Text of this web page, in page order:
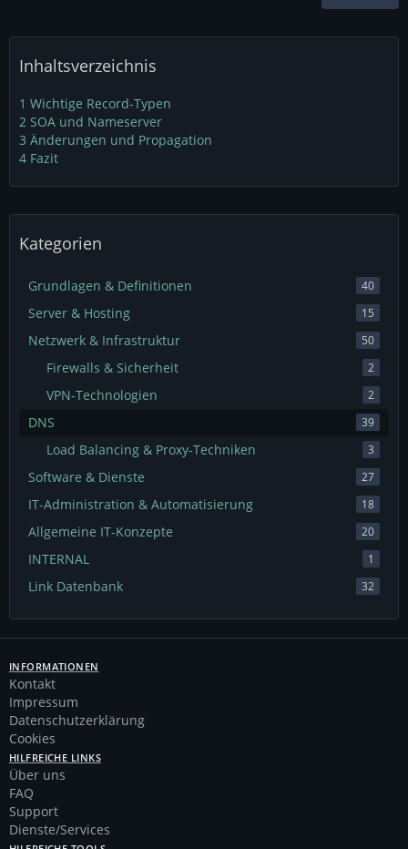
Inhaltsverzeichnis
1 Wichtige Record-Typen
2 SOA und Nameserver
3 Änderungen und Propagation
4 Fazit
Kategorien
Grundlagen & Definitionen 40
Server & Hosting 15
Netzwerk & Infrastruktur 50
Firewalls & Sicherheit 2
VPN-Technologien 2
DNS 39
Load Balancing & Proxy-Techniken 3
Software & Dienste 27
IT-Administration & Automatisierung 18
Allgemeine IT-Konzepte 20
INTERNAL 1
Link Datenbank 32
INFORMATIONEN
Kontakt
Impressum
Datenschutzerklärung
Cookies
HILFREICHE LINKS
Über uns
FAQ
Support
Dienste/Services